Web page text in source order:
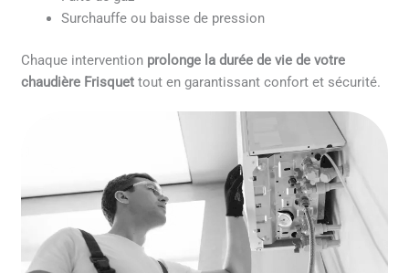
Surchauffe ou baisse de pression
Chaque intervention prolonge la durée de vie de votre
chaudière Frisquet tout en garantissant confort et sécurité.